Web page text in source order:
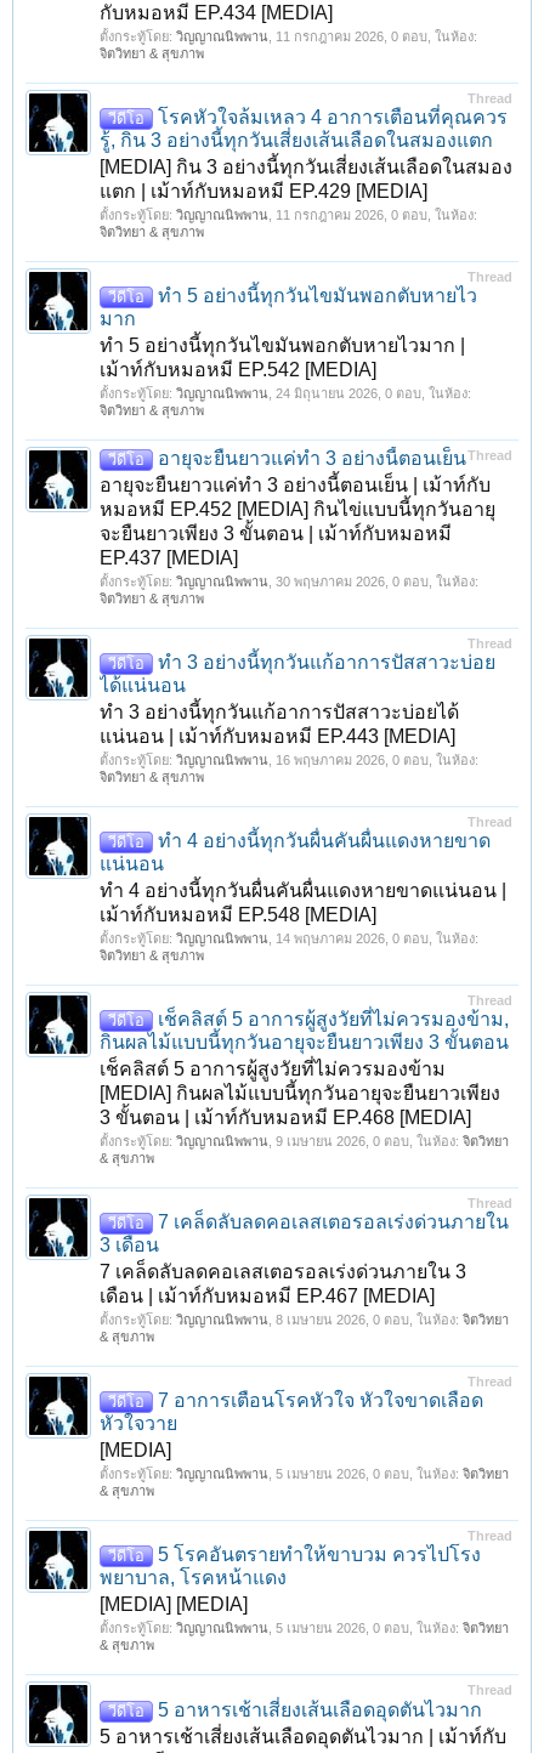
กับหมอหมี EP.434 [MEDIA]
ตั้งกระทู้โดย: วิญญาณนิพพาน 11 กรกฎาคม 2026 , 0 ตอบ, ในห้อง:
จิตวิทยา & สุขภาพ
Thread
วีดีโอ
โรคหัวใจล้มเหลว 4 อาการเตือนที่คุณควร
รู้, กิน 3 อย่างนี้ทุกวันเสี่ยงเส้นเลือดในสมองแตก
[MEDIA] กิน 3 อย่างนี้ทุกวันเสี่ยงเส้นเลือดในสมอง
แตก | เม้าท์กับหมอหมี EP.429 [MEDIA]
ตั้งกระทู้โดย: วิญญาณนิพพาน 11 กรกฎาคม 2026 , 0 ตอบ, ในห้อง:
จิตวิทยา & สุขภาพ
Thread
วีดีโอ
ทำ 5 อย่างนี้ทุกวันไขมันพอกตับหายไว
มาก
ทำ 5 อย่างนี้ทุกวันไขมันพอกตับหายไวมาก |
เม้าท์กับหมอหมี EP.542 [MEDIA]
ตั้งกระทู้โดย: วิญญาณนิพพาน 24 มิถุนายน 2026 , 0 ตอบ, ในห้อง:
จิตวิทยา & สุขภาพ
Thread
วีดีโอ
อายุจะยืนยาวแค่ทำ 3 อย่างนี้ตอนเย็น
อายุจะยืนยาวแค่ทำ 3 อย่างนี้ตอนเย็น | เม้าท์กับ
หมอหมี EP.452 [MEDIA] กินไข่แบบนี้ทุกวันอายุ
จะยืนยาวเพียง 3 ขั้นตอน | เม้าท์กับหมอหมี
EP.437 [MEDIA]
ตั้งกระทู้โดย: วิญญาณนิพพาน 30 พฤษภาคม 2026 , 0 ตอบ, ในห้อง:
จิตวิทยา & สุขภาพ
Thread
วีดีโอ
ทำ 3 อย่างนี้ทุกวันแก้อาการปัสสาวะบ่อย
ได้แน่นอน
ทำ 3 อย่างนี้ทุกวันแก้อาการปัสสาวะบ่อยได้
แน่นอน | เม้าท์กับหมอหมี EP.443 [MEDIA]
ตั้งกระทู้โดย: วิญญาณนิพพาน 16 พฤษภาคม 2026 , 0 ตอบ, ในห้อง:
จิตวิทยา & สุขภาพ
Thread
วีดีโอ
ทำ 4 อย่างนี้ทุกวันผื่นคันผื่นแดงหายขาด
แน่นอน
ทำ 4 อย่างนี้ทุกวันผื่นคันผื่นแดงหายขาดแน่นอน |
เม้าท์กับหมอหมี EP.548 [MEDIA]
ตั้งกระทู้โดย: วิญญาณนิพพาน 14 พฤษภาคม 2026 , 0 ตอบ, ในห้อง:
จิตวิทยา & สุขภาพ
Thread
วีดีโอ
เช็คลิสต์ 5 อาการผู้สูงวัยที่ไม่ควรมองข้าม,
กินผลไม้แบบนี้ทุกวันอายุจะยืนยาวเพียง 3 ขั้นตอน
เช็คลิสต์ 5 อาการผู้สูงวัยที่ไม่ควรมองข้าม
[MEDIA] กินผลไม้แบบนี้ทุกวันอายุจะยืนยาวเพียง
3 ขั้นตอน | เม้าท์กับหมอหมี EP.468 [MEDIA]
ตั้งกระทู้โดย: วิญญาณนิพพาน 9 เมษายน 2026 , 0 ตอบ, ในห้อง: จิตวิทยา
& สุขภาพ
Thread
วีดีโอ
7 เคล็ดลับลดคอเลสเตอรอลเร่งด่วนภายใน
3 เดือน
7 เคล็ดลับลดคอเลสเตอรอลเร่งด่วนภายใน 3
เดือน | เม้าท์กับหมอหมี EP.467 [MEDIA]
ตั้งกระทู้โดย: วิญญาณนิพพาน 8 เมษายน 2026 , 0 ตอบ, ในห้อง: จิตวิทยา
& สุขภาพ
Thread
วีดีโอ
7 อาการเตือนโรคหัวใจ หัวใจขาดเลือด
หัวใจวาย
[MEDIA]
ตั้งกระทู้โดย: วิญญาณนิพพาน 5 เมษายน 2026 , 0 ตอบ, ในห้อง: จิตวิทยา
& สุขภาพ
Thread
วีดีโอ
5 โรคอันตรายทำให้ขาบวม ควรไปโรง
พยาบาล, โรคหน้าแดง
[MEDIA] [MEDIA]
ตั้งกระทู้โดย: วิญญาณนิพพาน 5 เมษายน 2026 , 0 ตอบ, ในห้อง: จิตวิทยา
& สุขภาพ
Thread
วีดีโอ
5 อาหารเช้าเสี่ยงเส้นเลือดอุดตันไวมาก
5 อาหารเช้าเสี่ยงเส้นเลือดอุดตันไวมาก | เม้าท์กับ